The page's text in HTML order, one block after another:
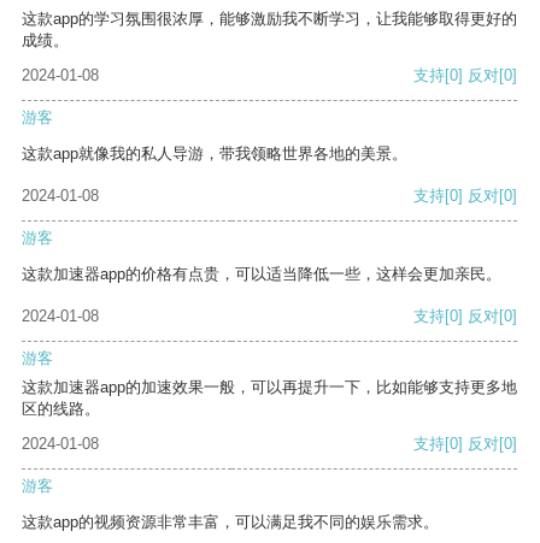
这款app的学习氛围很浓厚，能够激励我不断学习，让我能够取得更好的
成绩。
2024-01-08
支持[0] 反对[0]
游客
这款app就像我的私人导游，带我领略世界各地的美景。
2024-01-08 支持[0] 反对[0]
游客
这款加速器app的价格有点贵，可以适当降低一些，这样会更加亲民。
2024-01-08 支持[0] 反对[0]
游客
这款加速器app的加速效果一般，可以再提升一下，比如能够支持更多地
区的线路。
2024-01-08
支持[0] 反对[0]
游客
这款app的视频资源非常丰富，可以满足我不同的娱乐需求。